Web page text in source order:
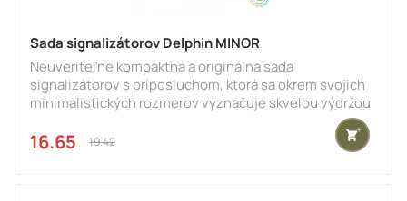
Sada signalizátorov Delphin MINOR
Neuveriteľne kompaktná a originálna sada
signalizátorov s príposluchom, ktorá sa okrem svojich
minimalistických rozmerov vyznačuje skvelou výdržou
obstarávacou cenou. Napriek svojej cene sa však
funkčnosťou môže bez problémov rovnať s podstatne
16.65 €19.42 €